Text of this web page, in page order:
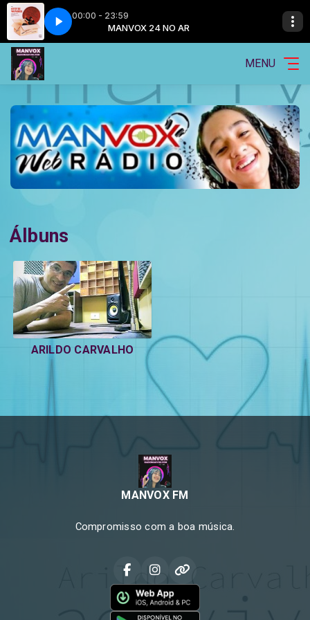
00:00 - 23:59
AR MANVOX 24 NO AR
OVER JOY STEVIE WONDER - OVER JOY
MENU
Álbuns
ARILDO CARVALHO
MANVOX FM
Compromisso com a boa música.